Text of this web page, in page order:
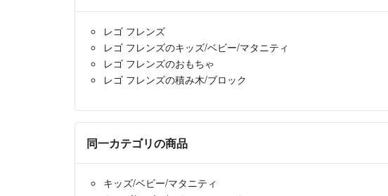
レゴ フレンズ
レゴ フレンズのキッズ/ベビー/マタニティ
レゴ フレンズのおもちゃ
レゴ フレンズの積み木/ブロック
同一カテゴリの商品
キッズ/ベビー/マタニティ